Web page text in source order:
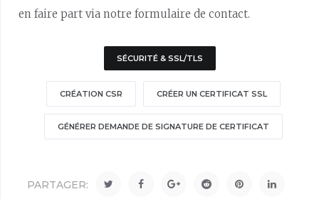
en faire part via notre formulaire de contact.
SÉCURITÉ & SSL/TLS
CRÉATION CSR CRÉER UN CERTIFICAT SSL
GÉNÉRER DEMANDE DE SIGNATURE DE CERTIFICAT
PARTAGER: